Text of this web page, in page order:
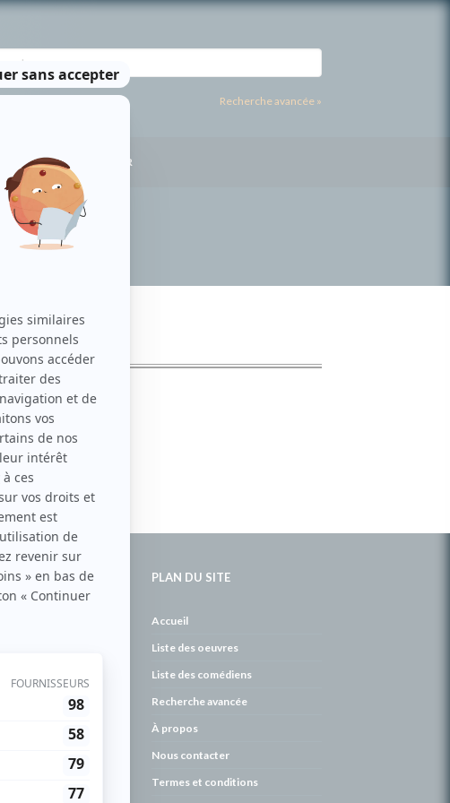
Recherche avancée »
NOUS CONTACTER
de
PLAN DU SITE
Accueil
Liste des oeuvres
Liste des comédiens
Recherche avancée
À propos
Nous contacter
Termes et conditions